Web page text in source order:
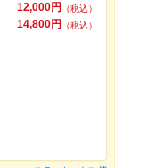
12,000円
（税込）
14,800円
（税込）